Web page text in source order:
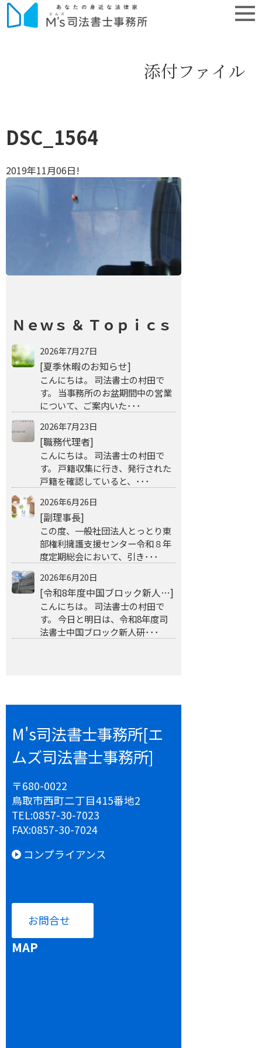
添付ファイル
DSC_1564
2019年11月06日!
Ｎｅｗｓ ＆ Ｔｏｐｉｃｓ
2026年7月27日
[夏季休暇のお知らせ]
こんにちは。 司法書士の村田で
す。 当事務所のお盆期間中の営業
について、ご案内いた･･･
2026年7月23日
[職務代理者]
こんにちは。 司法書士の村田で
す。 戸籍収集に行き、発行された
戸籍を確認していると、･･･
2026年6月26日
[副理事長]
この度、一般社団法人とっとり東
部権利擁護支援センター令和８年
度定期総会において、引き･･･
2026年6月20日
[令和8年度中国ブロック新人…]
こんにちは。 司法書士の村田で
す。 今日と明日は、令和8年度司
法書士中国ブロック新人研･･･
M's司法書士事務所[エ
ムズ司法書士事務所]
〒680-0022
鳥取市西町二丁目415番地2
TEL:0857-30-7023
FAX:0857-30-7024
コンプライアンス
お問合せ
MAP